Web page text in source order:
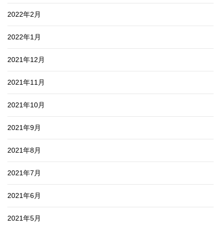
2022年2月
2022年1月
2021年12月
2021年11月
2021年10月
2021年9月
2021年8月
2021年7月
2021年6月
2021年5月